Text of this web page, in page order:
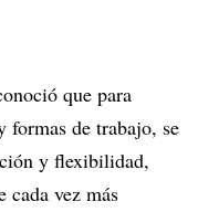
que para
formas de trabajo, se
y flexibilidad,
cada vez más